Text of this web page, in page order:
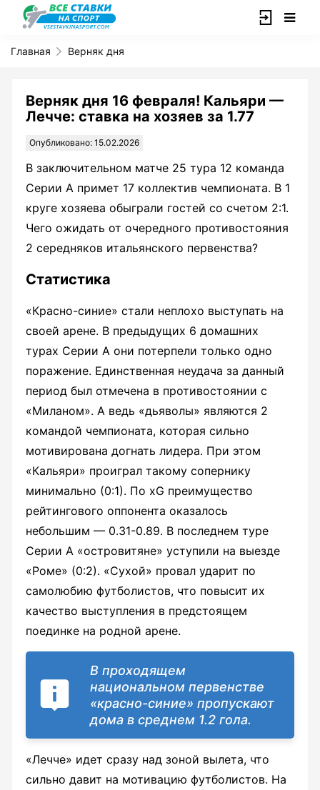
Главная Верняк дня
Верняк дня 16 февраля! Кальяри —
Лечче: ставка на хозяев за 1.77
Опубликовано: 15.02.2026
В заключительном матче 25 тура 12 команда
Серии А примет 17 коллектив чемпионата. В 1
круге хозяева обыграли гостей со счетом 2:1.
Чего ожидать от очередного противостояния
2 середняков итальянского первенства?
Статистика
«Красно-синие» стали неплохо выступать на
своей арене. В предыдущих 6 домашних
турах Серии А они потерпели только одно
поражение. Единственная неудача за данный
период был отмечена в противостоянии с
«Миланом». А ведь «дьяволы» являются 2
командой чемпионата, которая сильно
мотивирована догнать лидера. При этом
«Кальяри» проиграл такому сопернику
минимально (0:1). По xG преимущество
рейтингового оппонента оказалось
небольшим — 0.31-0.89. В последнем туре
Серии А «островитяне» уступили на выезде
«Роме» (0:2). «Сухой» провал ударит по
самолюбию футболистов, что повысит их
качество выступления в предстоящем
поединке на родной арене.
В проходящем
национальном первенстве
«красно-синие» пропускают
дома в среднем 1.2 гола.
«Лечче» идет сразу над зоной вылета, что
сильно давит на мотивацию футболистов. На